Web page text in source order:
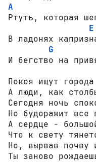
A
Ртуть, которая
E
В ладонях
G
И бегство на
Покоя ищут города
А люди, как
Сегодня ночь
Но будоражит все
А сердце -
Что к свету
Но, вырвав почву
Ты заново